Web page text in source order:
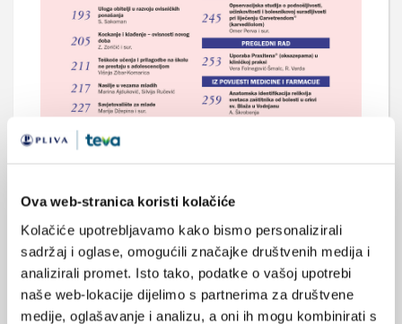
Ova web-stranica koristi kolačiće
Kolačiće upotrebljavamo kako bismo personalizirali
sadržaj i oglase, omogućili značajke društvenih medija i
analizirali promet. Isto tako, podatke o vašoj upotrebi
naše web-lokacije dijelimo s partnerima za društvene
medije, oglašavanje i analizu, a oni ih mogu kombinirati s
Preuzmi cijeli broj u PDF formatu >>>